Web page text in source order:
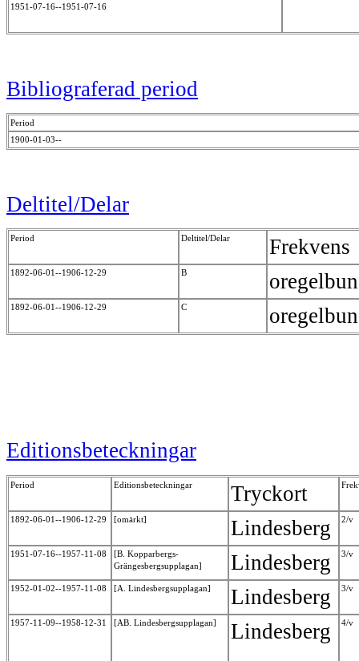
1951-07-16--1951-07-16
Bibliograferad period
Period
1900-01-03--
Deltitel/Delar
Period Deltitel/Delar Frekvens
1892-06-01--1906-12-29 B
1892-06-01--1906-12-29 C
Editionsbeteckningar
Period Editionsbeteckningar Tryckort
1892-06-01--1906-12-29 [omärkt] Lindesberg 2/v
1951-07-16--1957-11-08
[B. Kopparbergs-
Grängesbergsupplagan]
Lindesberg 3/v
1952-01-02--1957-11-08 [A. Lindesbergsupplagan] Lindesberg 3/v
1957-11-09--1958-12-31 [AB. Lindesbergsupplagan] Lindesberg 4/v